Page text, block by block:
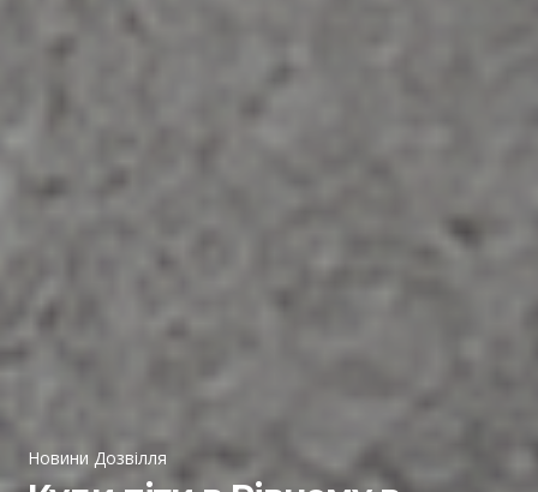
Новини Дозвілля